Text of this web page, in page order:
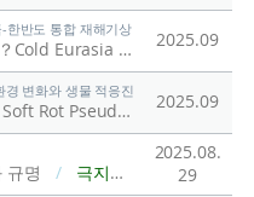
반도 통합 재해기상 예측 시스템
Unraveling the Warm Arctic？Cold Eurasia Pattern: Interplay of Arctic Amplification and Internal Variability in Shaping Midlatitude Weather 2025.09
변화와 생물 적응진화 연구 (25-25) / 김
Characterization of a Potato Soft Rot Pseudomonas Strain and Its Potential Threat to Greenland Farmlands 2025.09
규명 / 극지연구소
2025.08.
29